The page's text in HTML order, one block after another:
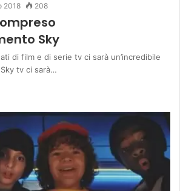
2018 208
Sky
di film e di serie tv ci sarà un’incredibile
tv ci sarà…